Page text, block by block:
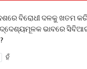
ବିରୋଧୀ ଦଳକୁ ଖତମ
ଭାବରେ
ହଁ